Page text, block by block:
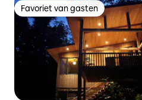
Favoriet van gasten
Favoriet van gasten